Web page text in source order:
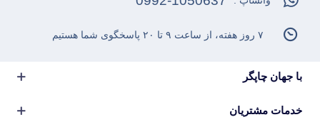
با جهان چاپگر
خدمات مشتریان
۷ روز هفته، از ساعت ۹ تا ۲۰ پاسخگوی شما هستیم